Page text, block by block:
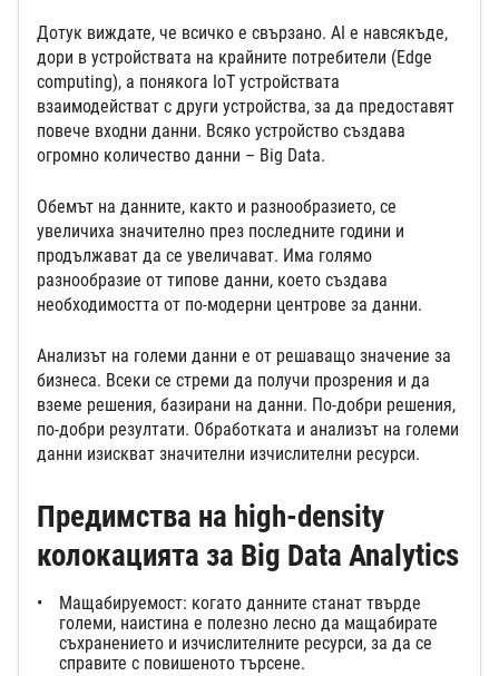
Дотук виждате, че всичко е свързано. AI е навсякъде,
дори в устройствата на крайните потребители (Edge
computing), а понякога IoT устройствата
взаимодействат с други устройства, за да предоставят
повече входни данни. Всяко устройство създава
огромно количество данни – Big Data.
Обемът на данните, както и разнообразието, се
увеличиха значително през последните години и
продължават да се увеличават. Има голямо
разнообразие от типове данни, което създава
необходимостта от по-модерни центрове за данни.
Анализът на големи данни е от решаващо значение за
бизнеса. Всеки се стреми да получи прозрения и да
вземе решения, базирани на данни. По-добри решения,
по-добри резултати. Обработката и анализът на големи
данни изискват значителни изчислителни ресурси.
Предимства на high-density
колокацията за Big Data Analytics
Мащабируемост: когато данните станат твърде
големи, наистина е полезно лесно да мащабирате
съхранението и изчислителните ресурси, за да се
справите с повишеното търсене.